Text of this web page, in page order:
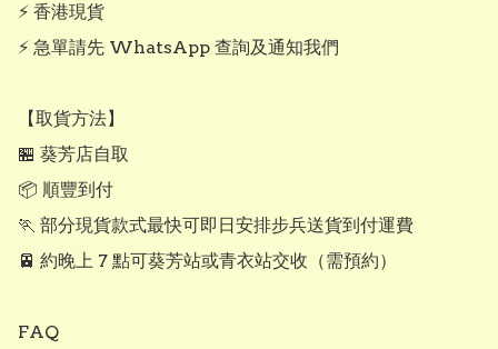
⚡ 香港現貨
⚡ 急單請先 WhatsApp 查詢及通知我們
【取貨方法】
🏪 葵芳店自取
📦 順豐到付
🏃 部分現貨款式最快可即日安排步兵送貨到付運費
🚈 約晚上 7 點可葵芳站或青衣站交收（需預約）
FAQ